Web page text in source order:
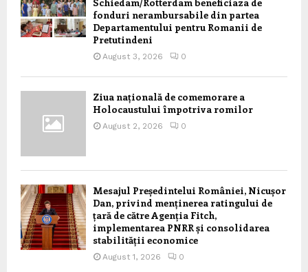
fonduri nerambursabile din partea
Departamentului pentru Romanii de
Pretutindeni
August 3, 2026 0
Ziua națională de comemorare a
Holocaustului împotriva romilor
August 2, 2026 0
Mesajul Președintelui României, Nicușor
Dan, privind menținerea ratingului de
țară de către Agenția Fitch,
implementarea PNRR și consolidarea
stabilității economice
August 1, 2026 0